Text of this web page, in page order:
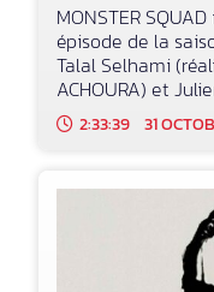
MONSTER
épisode de la
Talal Selhami
ACHOURA) et
2:33:39 31